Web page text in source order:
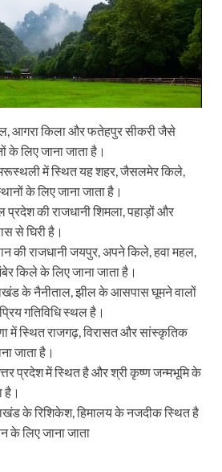
आगरा किला और फतेहपुर सीकरी जैसे
के लिए जाना जाता है।
में स्थित यह शहर, जैसलमेर किले,
के लिए जाना जाता है।
प्रदेश की राजधानी शिमला, पहाड़ों और
से घिरी है।
की राजधानी जयपुर, अपने किले, हवा महल,
किले के लिए जाना जाता है।
के नैनीताल, झील के आसपास घूमने वालों
गतिविधि स्थल है।
में स्थित राजगढ़, विरासत और सांस्कृतिक
जाता है।
प्रदेश में स्थित है और श्री कृष्ण जन्मभूमि के
है।
के रिशिकेश, हिमालय के नजदीक स्थित है
के लिए जाना जाता